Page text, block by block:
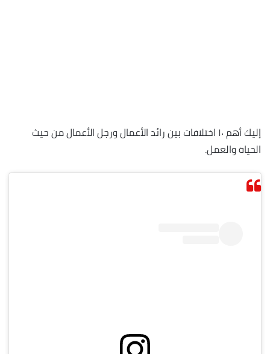
إليك أهم ١٠ اختلافات بين رائد الأعمال ورجل الأعمال من حيث
الحياة والعمل.